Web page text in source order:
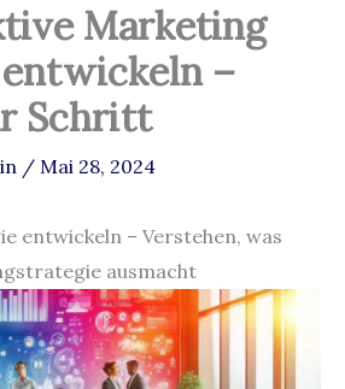
Marketing
–
Schritt
/ Mai 28, 2024
entwickeln – Verstehen, was
ausmacht